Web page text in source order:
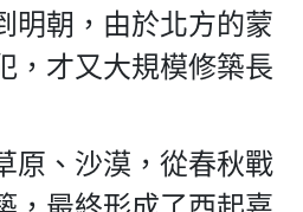
明朝，由於北方的蒙
，才又大規模修築長
原、沙漠，從春秋戰